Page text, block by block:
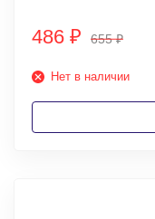
486 ₽ 655₽
Нет в наличии